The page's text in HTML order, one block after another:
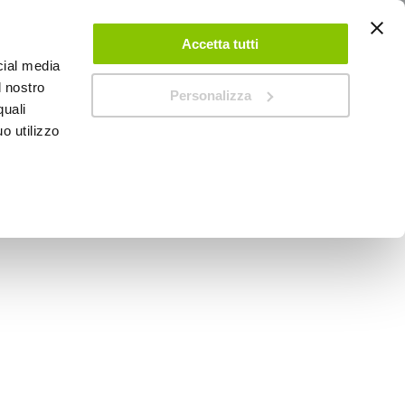
media
nostro
utilizzo
Accetta tutti
Personalizza
ACCEDI CREA UN ACCOUNT CONTATTACI